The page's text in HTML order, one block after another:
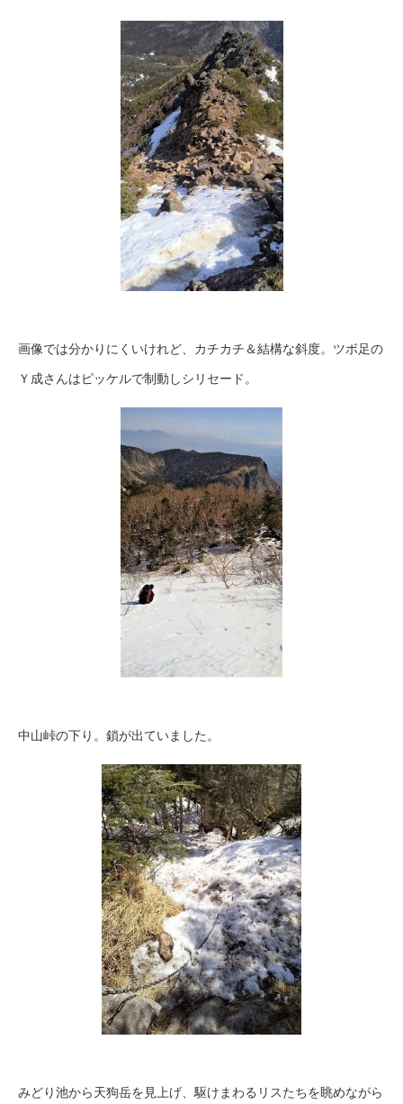
画像では分かりにくいけれど、カチカチ＆結構な斜度。ツボ足の
Ｙ成さんはピッケルで制動しシリセード。
中山峠の下り。鎖が出ていました。
みどり池から天狗岳を見上げ、駆けまわるリスたちを眺めながら